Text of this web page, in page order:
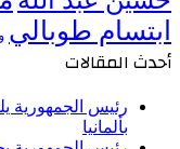
ابتسام طوبالي
أحدث المقالات
رئيس الجمهورية
بألمانيا